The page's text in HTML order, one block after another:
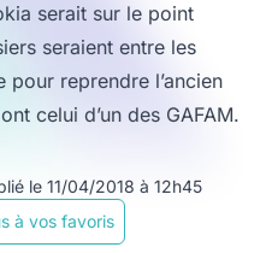
serait sur le point
seraient entre les
reprendre l’ancien
celui d’un des GAFAM.
le 11/04/2018 à 12h45
à vos favoris